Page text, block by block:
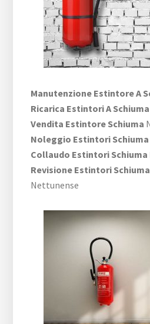
Manutenzione Estintore A
Ricarica Estintori A Schiuma
Vendita Estintore Schiuma
Noleggio Estintori Schiuma
Collaudo Estintori Schiuma
Revisione Estintori
Nettunense